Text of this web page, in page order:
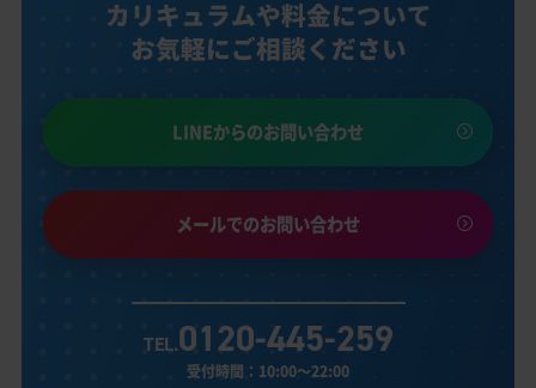
カリキュラムや料金について
お気軽にご相談ください
LINEからのお問い合わせ
メールでのお問い合わせ
TEL.0120-445-259
受付時間：10:00～22:00